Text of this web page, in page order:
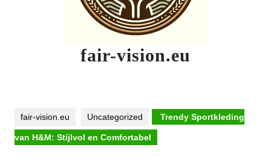
fair-vision.eu
fair-vision.eu Uncategorized Trendy Sportkleding
van H&M: Stijlvol en Comfortabel